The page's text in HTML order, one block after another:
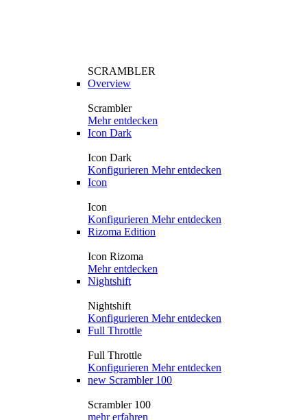
SCRAMBLER
Overview
Scrambler
Mehr entdecken
Icon Dark
Icon Dark
Konfigurieren Mehr entdecken
Icon
Icon
Konfigurieren Mehr entdecken
Rizoma Edition
Icon Rizoma
Mehr entdecken
Nightshift
Nightshift
Konfigurieren Mehr entdecken
Full Throttle
Full Throttle
Konfigurieren Mehr entdecken
new Scrambler 100
Scrambler 100
mehr erfahren